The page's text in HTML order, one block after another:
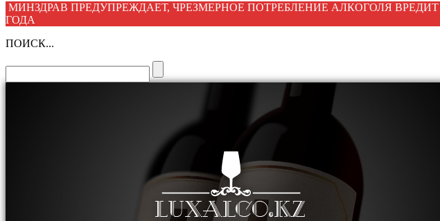
МИНЗДРАВ ПРЕДУПРЕЖДАЕТ, ЧРЕЗМЕРНОЕ ПОТРЕБЛЕНИЕ АЛКОГОЛЯ
ГОДА
ПОИСК...